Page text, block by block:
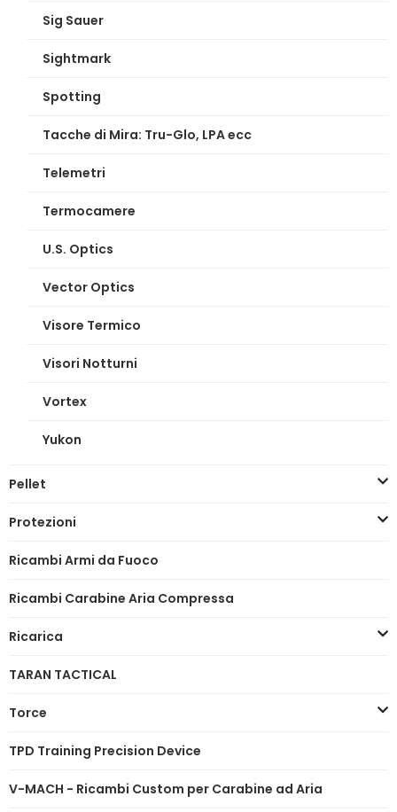
Sig Sauer
Sightmark
Spotting
Tacche di Mira: Tru-Glo, LPA ecc
Telemetri
Termocamere
U.S. Optics
Vector Optics
Visore Termico
Visori Notturni
Vortex
Yukon
Pellet
Protezioni
Ricambi Armi da Fuoco
Ricambi Carabine Aria Compressa
Ricarica
TARAN TACTICAL
Torce
TPD Training Precision Device
V-MACH - Ricambi Custom per Carabine ad Aria